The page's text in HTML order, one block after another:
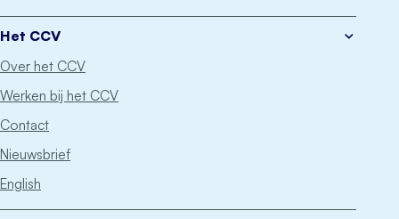
Het CCV
Over het CCV
Werken bij het CCV
Contact
Nieuwsbrief
English